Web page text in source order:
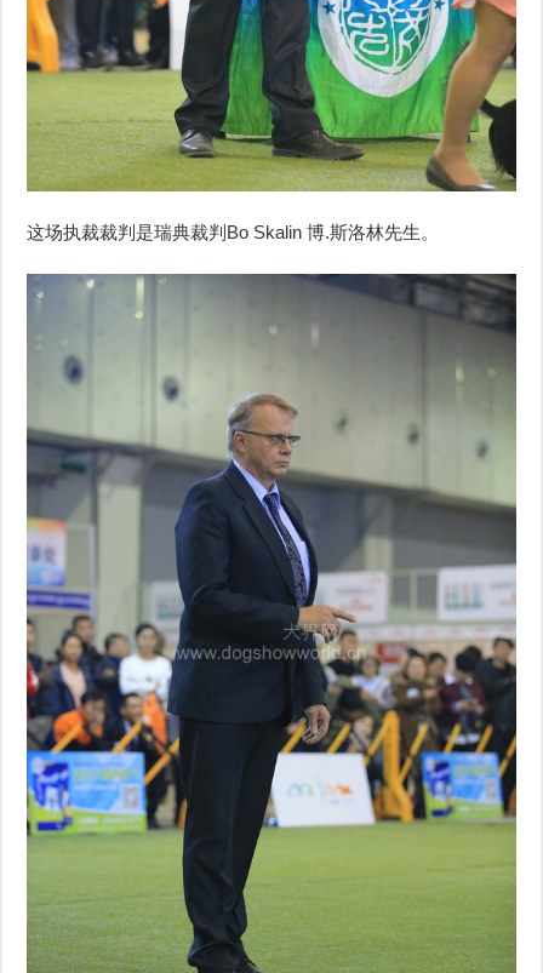
这场执裁裁判是瑞典裁判Bo Skalin 博.斯洛林先生。